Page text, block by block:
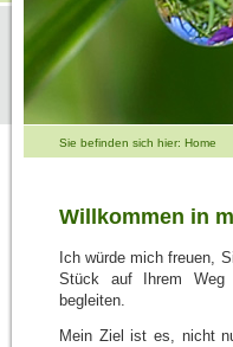
Sie befinden sich hier: Home
Willkommen in
Ich würde mich freuen,
Stück auf Ihrem Weg
begleiten.
Mein Ziel ist es, nicht